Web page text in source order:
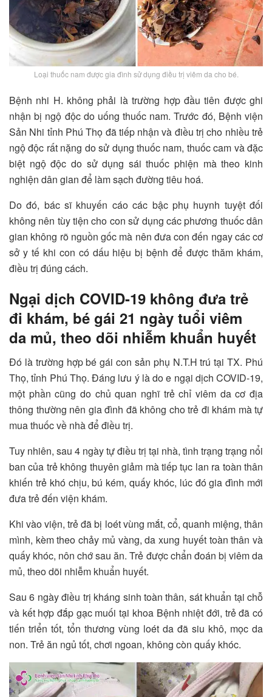
Loại thuốc nam được gia đình sử dụng điều trị viêm da cho bé.
Bệnh nhi H. không phải là trường hợp đầu tiên được ghi
nhận bị ngộ độc do uống thuốc nam. Trước đó, Bệnh viện
Sản Nhi tỉnh Phú Thọ đã tiếp nhận và điều trị cho nhiều trẻ
ngộ độc rất nặng do sử dụng thuốc nam, thuốc cam và đặc
biệt ngộ độc do sử dụng sái thuốc phiện mà theo kinh
nghiện dân gian để làm sạch đường tiêu hoá.
Do đó, bác sĩ khuyến cáo các bậc phụ huynh tuyệt đối
không nên tùy tiện cho con sử dụng các phương thuốc dân
gian không rõ nguồn gốc mà nên đưa con đến ngay các cơ
sở y tế khi con có dấu hiệu bị bệnh để được thăm khám,
điều trị đúng cách.
Ngại dịch COVID-19 không đưa trẻ
đi khám, bé gái 21 ngày tuổi viêm
da mủ, theo dõi nhiễm khuẩn huyết
Đó là trường hợp bé gái con sản phụ N.T.H trú tại TX. Phú
Thọ, tỉnh Phú Thọ. Đáng lưu ý là do e ngại dịch COVID-19,
một phần cũng do chủ quan nghĩ trẻ chỉ viêm da cơ địa
thông thường nên gia đình đã không cho trẻ đi khám mà tự
mua thuốc về nhà để điều trị.
Tuy nhiên, sau 4 ngày tự điều trị tại nhà, tình trạng trạng nổi
ban của trẻ không thuyên giảm mà tiếp tục lan ra toàn thân
khiến trẻ khó chịu, bú kém, quấy khóc, lúc đó gia đình mới
đưa trẻ đến viện khám.
Khi vào viện, trẻ đã bị loét vùng mắt, cổ, quanh miệng, thân
mình, kèm theo chảy mủ vàng, da xung huyết toàn thân và
quấy khóc, nôn chớ sau ăn. Trẻ được chẩn đoán bị viêm da
mủ, theo dõi nhiễm khuẩn huyết.
Sau 6 ngày điều trị kháng sinh toàn thân, sát khuẩn tại chỗ
và kết hợp đắp gạc muối tại khoa Bệnh nhiệt đới, trẻ đã có
tiến triển tốt, tổn thương vùng loét da đã siu khô, mọc da
non. Trẻ ăn ngủ tốt, chơi ngoan, không còn quấy khóc.